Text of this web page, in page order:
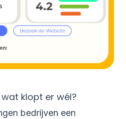
klopt er wél?
bedrijven een